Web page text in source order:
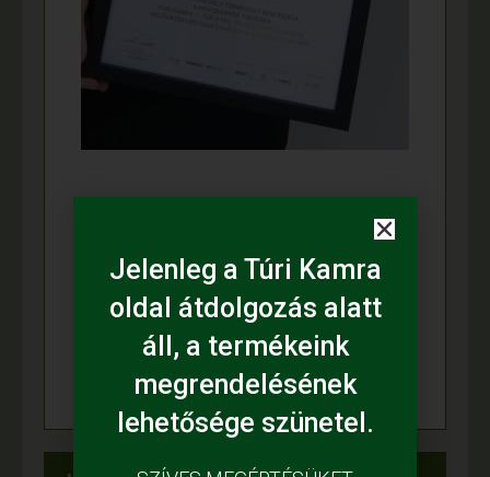
Jelenleg a Túri Kamra
oldal átdolgozás alatt
áll, a termékeink
megrendelésének
lehetősége szünetel.